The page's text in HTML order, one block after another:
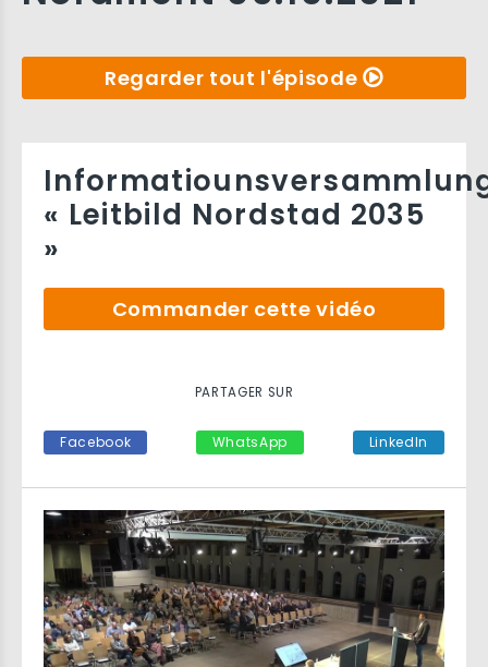
Regarder tout l'épisode
« Leitbild Nordstad 2035
»
Commander cette vidéo
PARTAGER SUR
Facebook WhatsApp LinkedIn